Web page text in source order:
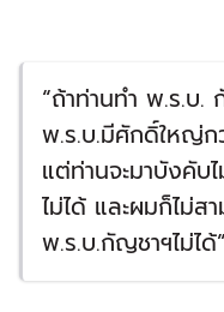
“ถ้าท่านทำ พ.ร.บ.
พ.ร.บ.มีศักดิ์ใหญ่ก
แต่ท่านจะมาบังคับ
ไม่ได้ และผมก็ไม่ส
พ.ร.บ.กัญชาฯไม่ไ